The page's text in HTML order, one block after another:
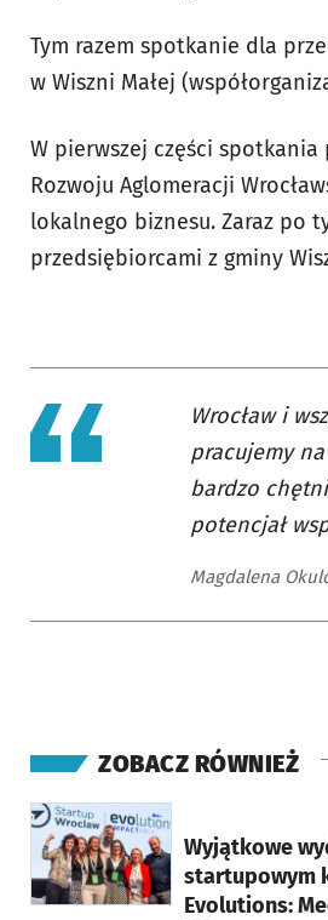
Tym razem spotkanie dla
w Wiszni Małej (
W pierwszej części spotkania
Rozwoju Aglomeracji
lokalnego biznesu. Zaraz po
przedsiębiorcami z gminy
Wrocław i
pracujemy
bardzo
potencjał
Magdalena
ZOBACZ RÓWNIEŻ
Wyjątkowe
startupowym
Evolutions:
otworzy się w nowej karcie